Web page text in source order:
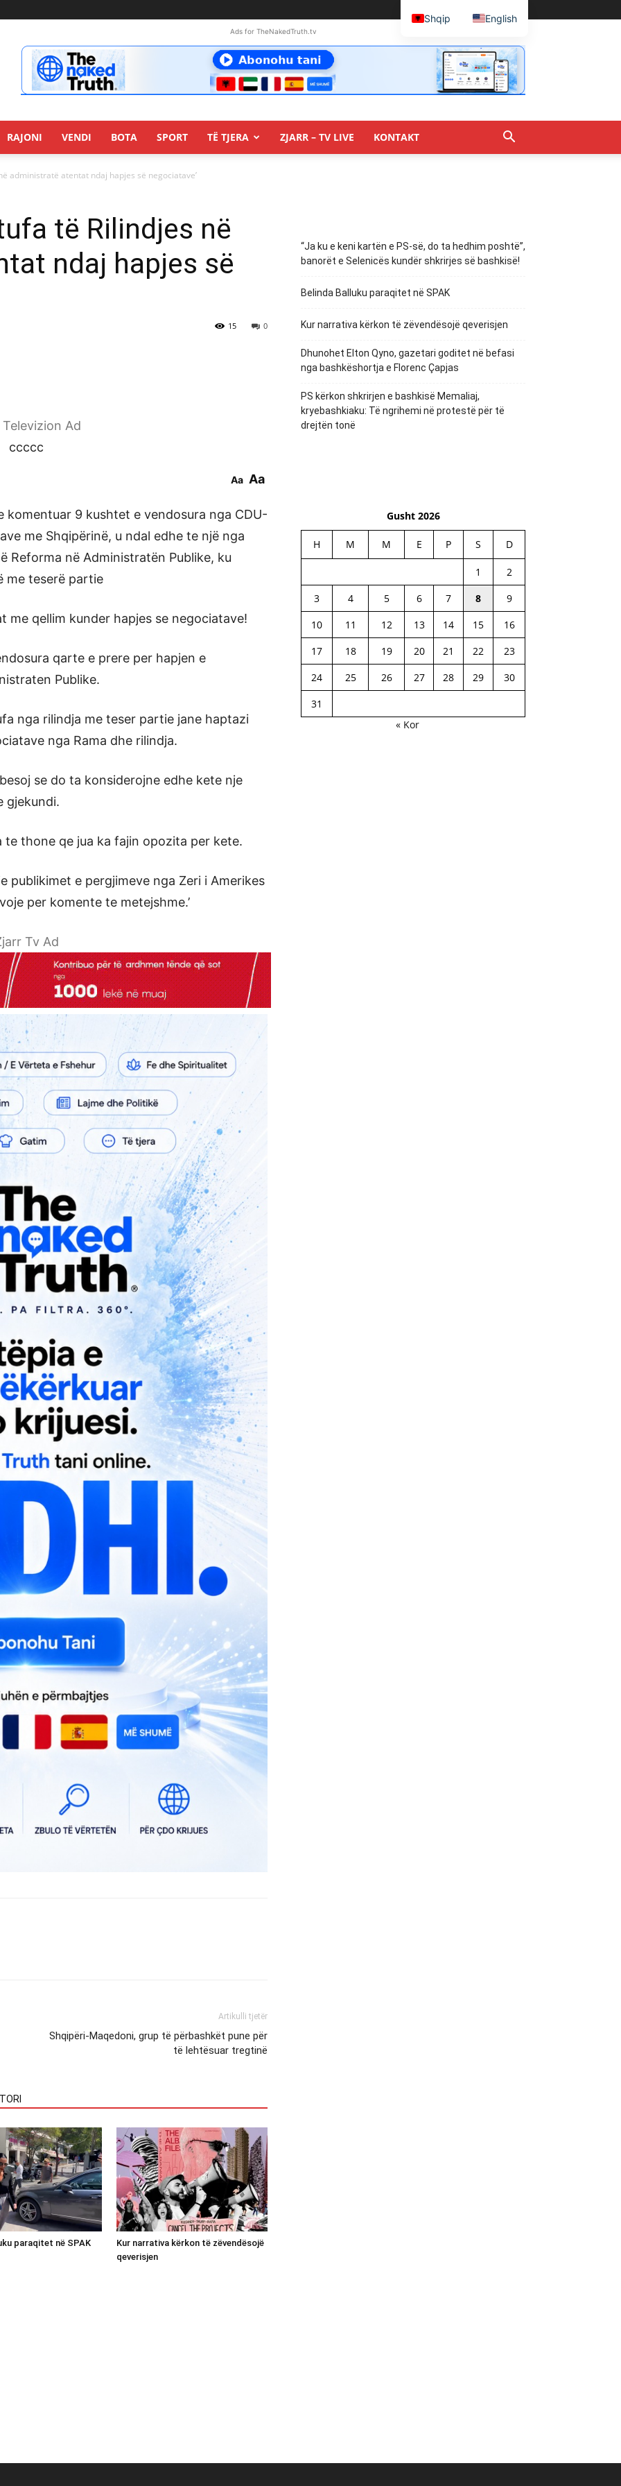
Ads for TheNakedTruth.tv
RAJONI VENDI BOTA SPORT TË TJERA ZJARR – TV LIVE KONTAKT
administratë atentat ndaj hapjes së negociatave’
të Rilindjes në
ndaj hapjes së
0
15
Ad
ccccc
Aa Aa
komentuar 9 kushtet e vendosura nga CDU-
me Shqipërinë, u ndal edhe te një nga
Reforma në Administratën Publike, ku
me teserë partie
me qellim kunder hapjes se negociatave!
qarte e prere per hapjen e
Publike.
nga rilindja me teser partie jane haptazi
nga Rama dhe rilindja.
se do ta konsiderojne edhe kete nje
gjekundi.
te thone qe jua ka fajin opozita per kete.
publikimet e pergjimeve nga Zeri i Amerikes
per komente te metejshme.’
Tv Ad
Artikulli tjetër
Shqipëri-Maqedoni, grup të përbashkët pune për
të lehtësuar tregtinë
paraqitet në SPAK
Kur narrativa kërkon të zëvendësojë
qeverisjen
“Ja ku e keni kartën e PS-së, do ta hedhim poshtë”,
banorët e Selenicës kundër shkrirjes së bashkisë!
Belinda Balluku paraqitet në SPAK
Kur narrativa kërkon të zëvendësojë qeverisjen
Dhunohet Elton Qyno, gazetari goditet në befasi
nga bashkëshortja e Florenc Çapjas
PS kërkon shkrirjen e bashkisë Memaliaj,
kryebashkiaku: Të ngrihemi në protestë për të
drejtën tonë
Gusht 2026
H M M E P S D
1
2
3
4 5 6 7 8
9
10
11 12 13 14 15
16
17
18 19 20 21 22
23
24
25 26 27 28 29
30
31
« Kor
Shqip English